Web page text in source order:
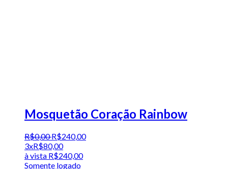
Mosquetão Coração Rainbow
R$0,00 R$240,00
3xR$80,00
à vista R$240,00
Somente logado